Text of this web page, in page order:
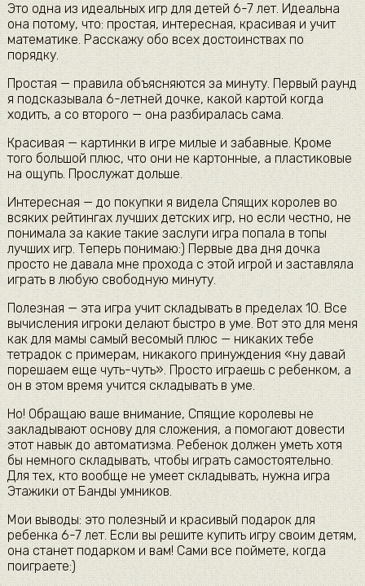
Это одна из идеальных игр для детей 6-7 лет. Идеальна
она потому, что: простая, интересная, красивая и учит
математике. Расскажу обо всех достоинствах по
порядку.
Простая — правила объясняются за минуту. Первый раунд
я подсказывала 6-летней дочке, какой картой когда
ходить, а со второго — она разбиралась сама.
Красивая — картинки в игре милые и забавные. Кроме
того большой плюс, что они не картонные, а пластиковые
на ощупь. Прослужат дольше.
Интересная — до покупки я видела Спящих королев во
всяких рейтингах лучших детских игр, но если честно, не
понимала за какие такие заслуги игра попала в топы
лучших игр. Теперь понимаю:) Первые два дня дочка
просто не давала мне прохода с этой игрой и заставляла
играть в любую свободную минуту.
Полезная — эта игра учит складывать в пределах 10. Все
вычисления игроки делают быстро в уме. Вот это для меня
как для мамы самый весомый плюс — никаких тебе
тетрадок с примерам, никакого принуждения «ну давай
порешаем еще чуть-чуть». Просто играешь с ребенком, а
он в этом время учится складывать в уме.
Но! Обращаю ваше внимание, Спящие королевы не
закладывают основу для сложения, а помогают довести
этот навык до автоматизма. Ребенок должен уметь хотя
бы немного складывать, чтобы играть самостоятельно.
Для тех, кто вообще не умеет складывать, нужна игра
Этажики от Банды умников.
Мои выводы: это полезный и красивый подарок для
ребенка 6-7 лет. Если вы решите купить игру своим детям,
она станет подарком и вам! Сами все поймете, когда
поиграете:)